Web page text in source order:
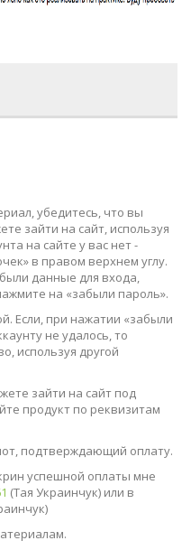
убедитесь, что вы
зайти на сайт, используя
на сайте у вас нет -
в правом верхнем углу.
данные для входа,
на «забыли пароль».
Если, при нажатии «забыли
не удалось, то
используя другой
зайти на сайт под
продукт по реквизитам
подтверждающий оплату.
успешной оплаты мне
(Тая Украинчук) или в